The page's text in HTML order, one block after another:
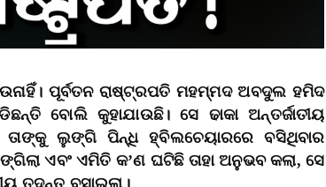
ପୂର୍ବତନ ରାଷ୍ଟ୍ରପତି ମହମ୍ମଦ ଅବଦୁଲ ହମିଦ
ବୋଲି କୁହାଯାଉଛି। ସେ ଢାକା ଅନ୍ତର୍ଜାତୀୟ
ଲୁଙ୍ଗି ପିନ୍ଧି ହ୍ବିଲଚେୟାରରେ ବସିଥିବାର
ଏବଂ ଏମିତି କ’ଣ ଘଟିଛି ତାହା ଅନୁଭବ କଲା, ସେ